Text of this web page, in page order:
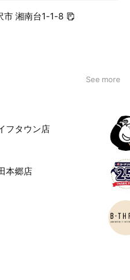
市 湘南台1-1-8
See more
フタウン店
本郷店